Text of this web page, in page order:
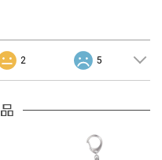
2 5